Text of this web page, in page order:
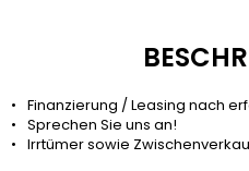
Finanzierung / Leasing nach
Sprechen Sie uns an!
Irrtümer sowie